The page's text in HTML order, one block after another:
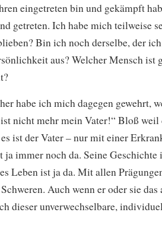
eingetreten bin und gekämpft
getreten. Ich habe mich teilweise
Bin ich noch derselbe, der
aus? Welcher Mensch ist
habe ich mich dagegen gewehrt,
nicht mehr mein Vater!“ Bloß weil
ist der Vater – nur mit einer
ja immer noch da. Seine
Leben ist ja da. Mit allen
Auch wenn er oder sie das
dieser unverwechselbare,